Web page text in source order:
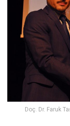
Doç. Dr. Faruk